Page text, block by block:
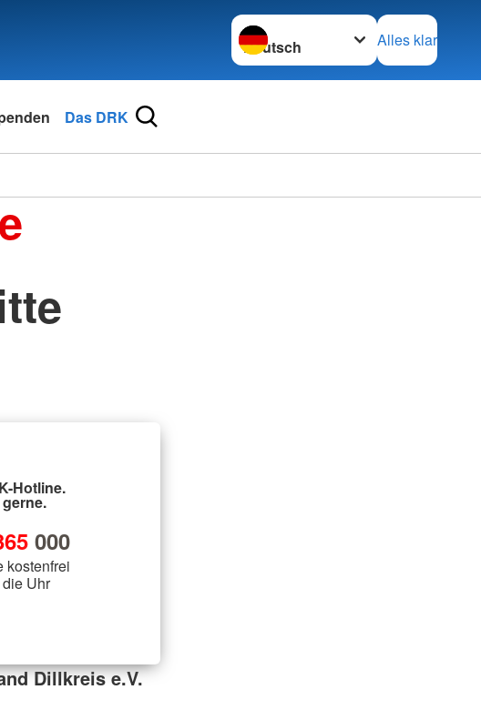
Sprache wechseln zu
Alles klar
Das DRK
Hotline.
000
kostenfrei
Uhr
Dillkreis e.V.